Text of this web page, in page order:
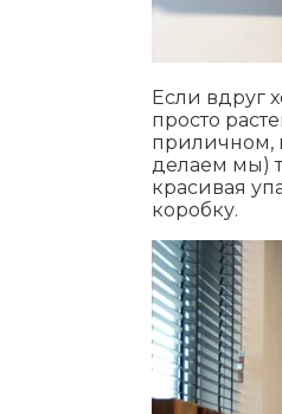
Если вдруг
просто
приличном,
делаем мы)
красивая
коробку.